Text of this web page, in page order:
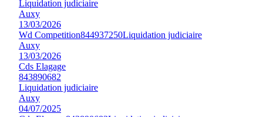
Liquidation judiciaire
Auxy
13/03/2026
Wd Competition844937250Liquidation judiciaire
Auxy
13/03/2026
Cds Elagage
843890682
Liquidation judiciaire
Auxy
04/07/2025